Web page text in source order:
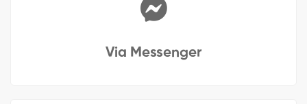
Via Messenger